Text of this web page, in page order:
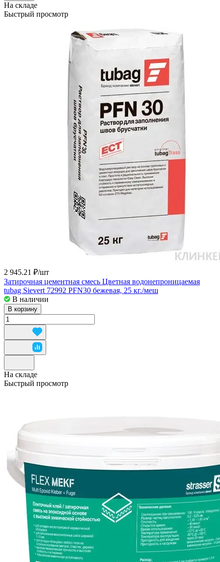
На складе
Быстрый просмотр
2 945.21 ₽/шт
Затирочная цементная смесь Цветная водонепроницаемая
tubag Sievert 72992 PFN30 бежевая, 25 кг./меш
В наличии
В корзину
На складе
Быстрый просмотр